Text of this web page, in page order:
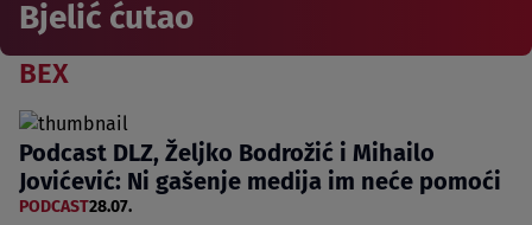
Bjelić ćutao
BEX
Podcast DLZ, Željko Bodrožić i Mihailo
Jovićević: Ni gašenje medija im neće pomoći
PODCAST28.07.